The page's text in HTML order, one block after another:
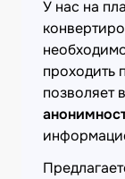
У нас на
проходить
позволяет